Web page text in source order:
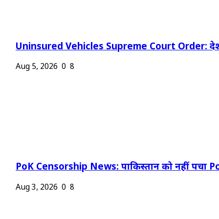
Uninsured Vehicles Supreme Court Order:
Aug 5, 2026 0 8
PoK Censorship News: पाकिस्तान को नहीं पचा
Aug 3, 2026 0 8